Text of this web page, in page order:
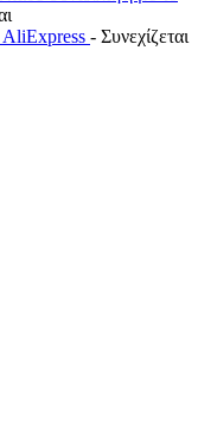
AliExpress - Συνεχίζεται